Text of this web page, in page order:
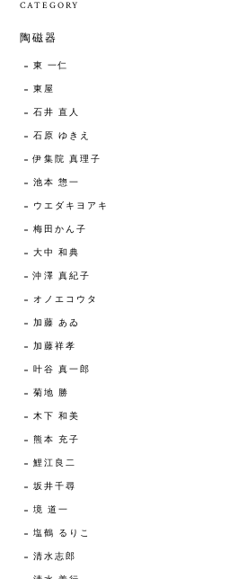
CATEGORY
陶磁器
東 一仁
東屋
石井 直人
石原 ゆきえ
伊集院 真理子
池本 惣一
ウエダキヨアキ
梅田かん子
大中 和典
沖澤 真紀子
オノエコウタ
加藤 あゐ
加藤祥孝
叶谷 真一郎
菊地 勝
木下 和美
熊本 充子
鯉江良二
坂井千尋
境 道一
塩鶴 るりこ
清水志郎